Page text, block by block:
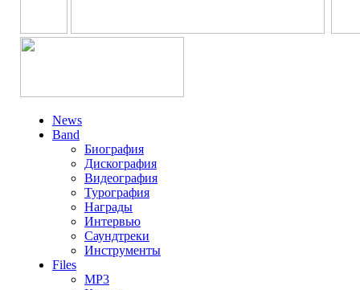
News
Band
Биография
Дискография
Видеография
Турография
Награды
Интервью
Саундтреки
Инструменты
Files
MP3